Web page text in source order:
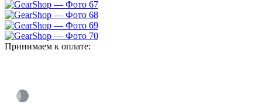
Принимаем к оплате: